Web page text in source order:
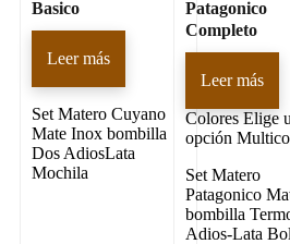
Basico
Leer más
Set Matero Cuyano
Mate Inox bombilla
Dos AdiosLata
Mochila
Patagonico
Completo
Leer más
ColoresElige
opción
Set Matero
Patagonico
bombilla
Adios-Lata